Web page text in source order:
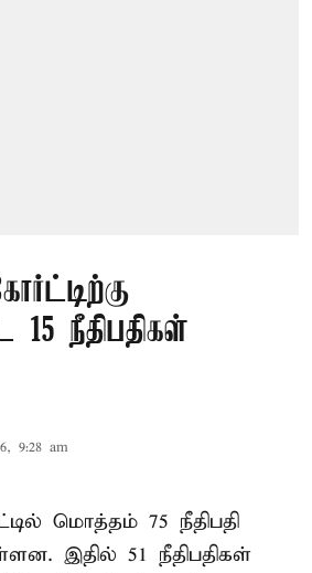
15 நீதிபதிகள்
9:28 am
மொத்தம் 75 நீதிபதி
இதில் 51 நீதிபதிகள்